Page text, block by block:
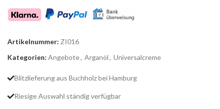
Artikelnummer: ZI016
Kategorien: Angebote, Arganöl, Universalcreme
Blitzlieferung aus Buchholz bei Hamburg
Riesige Auswahl ständig verfügbar